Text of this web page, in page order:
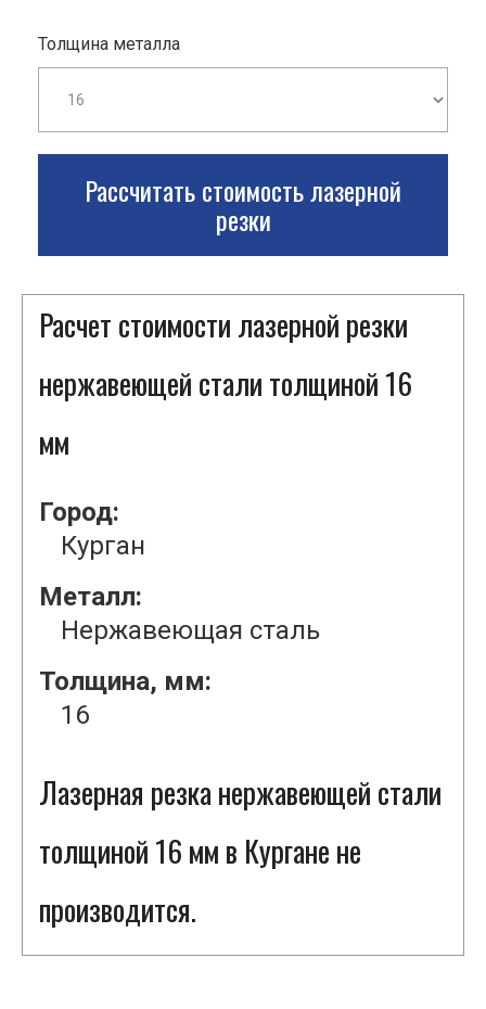
Толщина металла
Рассчитать стоимость лазерной
резки
Расчет стоимости лазерной резки
нержавеющей стали толщиной 16
мм
Город:
Курган
Металл:
Нержавеющая сталь
Толщина, мм:
16
Лазерная резка нержавеющей стали
толщиной 16 мм в Кургане не
производится.